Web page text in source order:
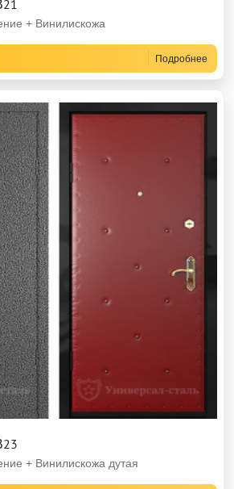
+ Винилискожа
Подробнее
+ Винилискожа дутая